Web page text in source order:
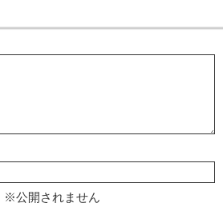
※公開されません